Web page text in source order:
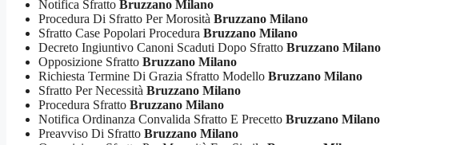
Notifica Sfratto Bruzzano Milano
Procedura Di Sfratto Per Morosità Bruzzano Milano
Sfratto Case Popolari Procedura Bruzzano Milano
Decreto Ingiuntivo Canoni Scaduti Dopo Sfratto Bruzzano Milano
Opposizione Sfratto Bruzzano Milano
Richiesta Termine Di Grazia Sfratto Modello Bruzzano Milano
Sfratto Per Necessità Bruzzano Milano
Procedura Sfratto Bruzzano Milano
Notifica Ordinanza Convalida Sfratto E Precetto Bruzzano Milano
Preavviso Di Sfratto Bruzzano Milano